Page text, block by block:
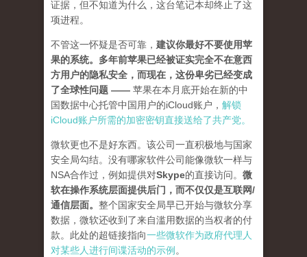
证据，但不知道为什么，这台笔记本却终止了这
项进程。
不管这一怀疑是否可靠， 建议你最好不要使用苹
果的系统。多年前苹果已经被证实完全不在意西
方用户的隐私安全，而现在，这份卑劣已经变成
了全球性问题 —— 苹果在本月底开始在新的中
国数据中心托管中国用户的iCloud账户， 解锁
iCloud账户所需的加密密钥直接送给了共产党。
微软更也不是好东西。该公司一直积极地与国家
安全局勾结。没有哪家软件公司能像微软一样与
NSA合作过，例如提供对Skype的直接访问。 微
软在操作系统层面提供后门，而不仅仅是互联网/
通信层面。 整个国家安全局早已开始与微软分享
数据，微软还收到了来自滥用数据的当权者的付
款。此处的超链接指向一些微软作为政府代理人
对某些人进行间谍活动的示例 。